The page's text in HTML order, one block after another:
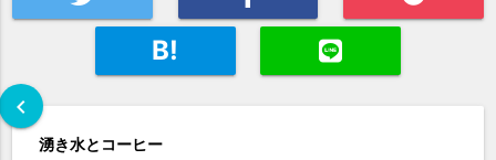
B!
chevron_left
湧き水とコーヒー